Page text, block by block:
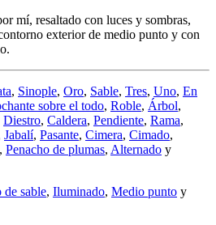
mí, resaltado con luces y sombras,
exterior de medio punto y con
, Sinople, Oro, Sable, Tres, Uno, En
sobre el todo, Roble, Árbol,
Diestro, Caldera, Pendiente, Rama,
Jabalí, Pasante, Cimera, Cimado,
, Penacho de plumas, Alternado y
de sable, Iluminado, Medio punto y